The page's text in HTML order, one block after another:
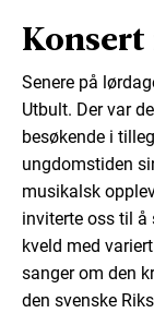
Senere på
Utbult. Der var
besøkende i
ungdomstiden
musikalsk
inviterte oss til å
kveld med
sanger om den
den svenske